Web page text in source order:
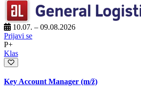
10.07. – 09.08.2026
Prijavi se
P+
Klas
Key Account Manager (m/ž)